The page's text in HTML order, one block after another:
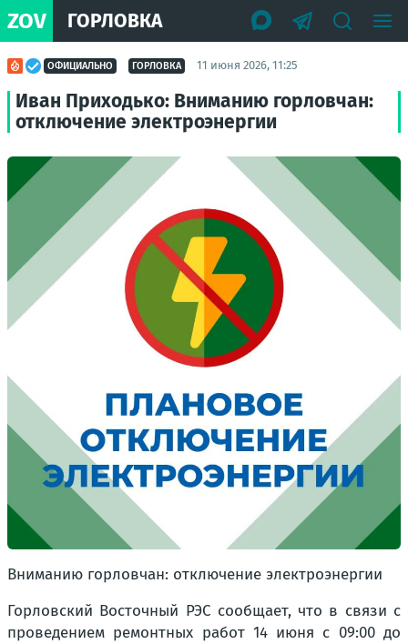
ZOV ГОРЛОВКА
ОФИЦИАЛЬНО ГОРЛОВКА 11 июня 2026, 11:25
Иван Приходько: Вниманию горловчан:
отключение электроэнергии
Вниманию горловчан: отключение электроэнергии
Горловский Восточный РЭС сообщает, что в связи с
проведением ремонтных работ 14 июня с 09:00 до